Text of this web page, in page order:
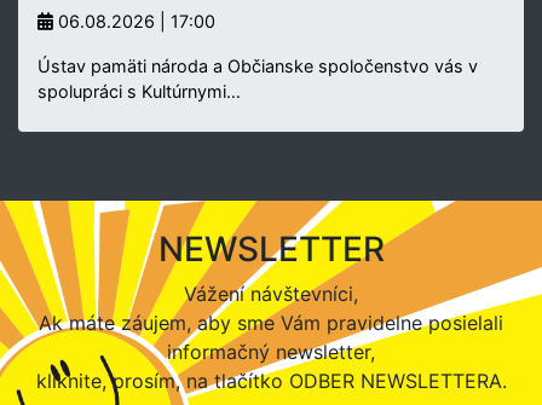
06.08.2026 | 17:00
Ústav pamäti národa a Občianske spoločenstvo vás v
spolupráci s Kultúrnymi…
NEWSLETTER
Vážení návštevníci,
Ak máte záujem, aby sme Vám pravidelne posielali
informačný newsletter,
kliknite, prosím, na tlačítko ODBER NEWSLETTERA.